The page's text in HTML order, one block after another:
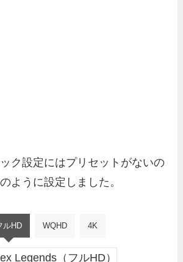
ク設定にはプリセットがないの
ように設定しました。
ルHD WQHD 4K